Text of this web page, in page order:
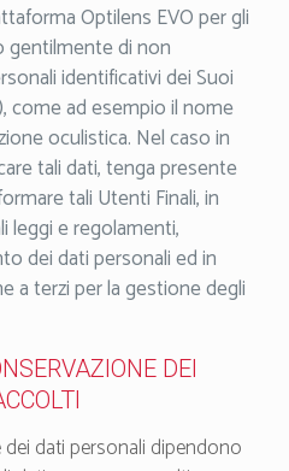
Optilens EVO per gli
gentilmente di non
identificativi dei Suoi
come ad esempio il nome
oculistica. Nel caso in
tali dati, tenga presente
tali Utenti Finali, in
leggi e regolamenti,
dei dati personali ed in
a terzi per la gestione degli
DEI
dati personali dipendono